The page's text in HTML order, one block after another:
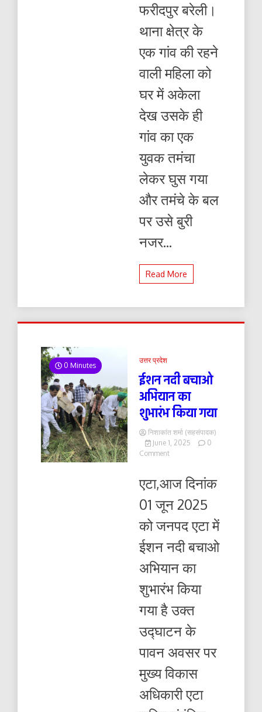
महिला
से
फरीदपुर बरेली।
थाना क्षेत्र के
एक गांव की रहने
वाली महिला को
घर में अकेला
देख उसके ही
गांव का एक
युवक तमंचा
लेकर घुस गया
और तमंचे के बल
पर उसे बुरी
नजर...
Read More
0 Minutes
उत्तर प्रदेश
ईशन नदी बचाओ
अभियान का
शुभारंभ किया गया
निशाकांत शर्मा (सहसंपादक)
June 1, 2025
0
Commenton
बचाओ
का
किया
एटा,आज दिनांक
01 जून 2025
को जनपद एटा में
ईशन नदी बचाओ
अभियान का
शुभारंभ किया
गया है उक्त
उद्घाटन के
पावन अवसर पर
मुख्य विकास
अधिकारी एटा